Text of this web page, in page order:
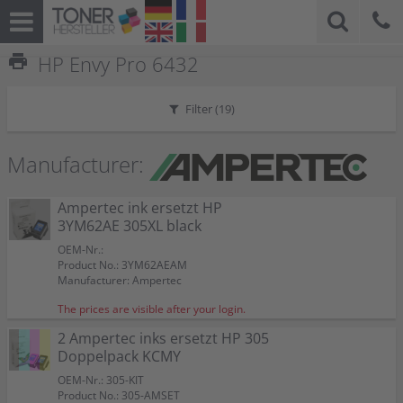
print HP Envy Pro 6432
Filter (19)
Manufacturer:
Ampertec ink ersetzt HP
3YM62AE 305XL black
OEM-Nr.:
Product No.: 3YM62AEAM
Manufacturer: Ampertec
The prices are visible after your login.
2 Ampertec inks ersetzt HP 305
Doppelpack KCMY
OEM-Nr.: 305-KIT
Product No.: 305-AMSET